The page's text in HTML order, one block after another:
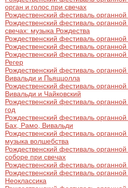
орган и голос при свечах
Рождественский фестиваль
Рождественский фестиваль
свечах: музыка Рождества
Рождественский фестиваль
Рождественский фестиваль
Рождественский фестиваль
Регер
Рождественский фестиваль
Вивальди и Пьяццолла
Рождественский фестиваль
Вивальди и Чайковский
Рождественский фестиваль
год
Рождественский фестиваль
Бах, Рамо, Вивальди
Рождественский фестиваль
музыка волшебства
Рождественский фестиваль
соборе при свечах
Рождественский фестиваль
Рождественский фестиваль
Неоклассика